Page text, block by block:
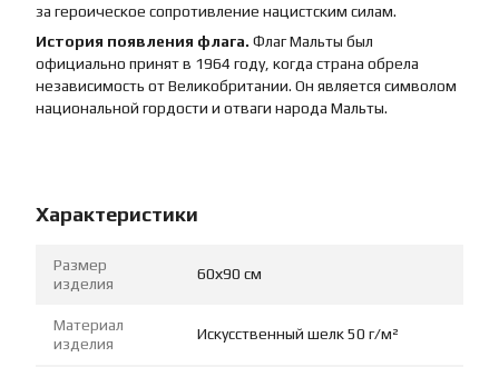
за героическое сопротивление нацистским силам.
История появления флага. Флаг Мальты был
официально принят в 1964 году, когда страна обрела
независимость от Великобритании. Он является символом
национальной гордости и отваги народа Мальты.
Характеристики
Размер
изделия
60х90 см
Материал
изделия
Искусственный шелк 50 г/м²